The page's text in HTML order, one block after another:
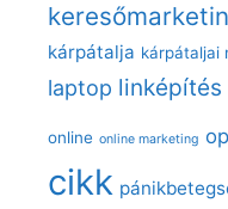
kárpátalja kárpátaljai
laptop linképítés
online online marketing
cikk